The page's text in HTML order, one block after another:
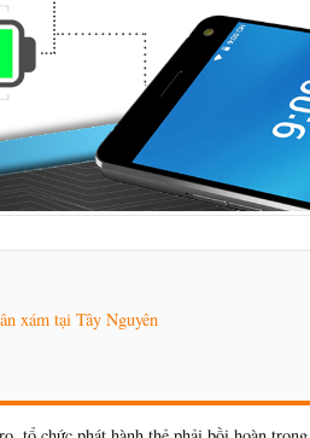
xám tại Tây Nguyên